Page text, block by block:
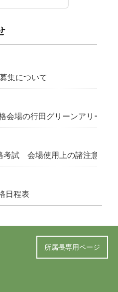
集について
会場の行田グリーンアリーナ
考試 会場使用上の諸注意
日程表
所属長専用ページ